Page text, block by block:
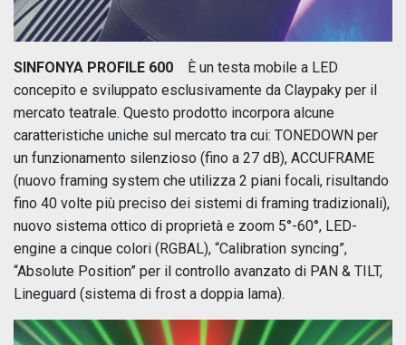
SINFONYA PROFILE 600
È un testa mobile a LED
concepito e sviluppato esclusivamente da Claypaky per il
mercato teatrale. Questo prodotto incorpora alcune
caratteristiche uniche sul mercato tra cui: TONEDOWN per
un funzionamento silenzioso (fino a 27 dB), ACCUFRAME
(nuovo framing system che utilizza 2 piani focali, risultando
fino 40 volte più preciso dei sistemi di framing tradizionali),
nuovo sistema ottico di proprietà e zoom 5°-60°, LED-
engine a cinque colori (RGBAL), “Calibration syncing”,
“Absolute Position” per il controllo avanzato di PAN & TILT,
Lineguard (sistema di frost a doppia lama).